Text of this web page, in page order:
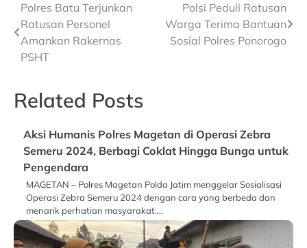
Post
navigation
Polres Batu Terjunkan
Ratusan Personel
Amankan Rakernas
PSHT
Polsi Peduli Ratusan
Warga Terima Bantuan
Sosial Polres Ponorogo
Related Posts
Aksi Humanis Polres Magetan di Operasi Zebra
Semeru 2024, Berbagi Coklat Hingga Bunga untuk
Pengendara
MAGETAN – Polres Magetan Polda Jatim menggelar Sosialisasi
Operasi Zebra Semeru 2024 dengan cara yang berbeda dan
menarik perhatian masyarakat.…